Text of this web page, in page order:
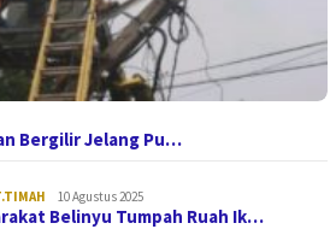
Bergilir Jelang Pu…
10 Agustus 2025
Belinyu Tumpah Ruah Ik…